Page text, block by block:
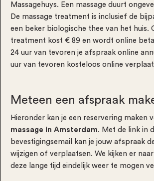
Massagehuys. Een massage duurt
De massage treatment is inclusief de
een beker biologische thee van het huis.
treatment kost € 89 en wordt online
24 uur van tevoren je afspraak online
uur van tevoren kosteloos online
Meteen een afspraak
Hieronder kan je een reservering maken
massage in Amsterdam. Met de link in
bevestigingsemail kan je jouw afspraak
wijzigen of verplaatsen. We kijken er
deze lange tijd eindelijk weer te mogen